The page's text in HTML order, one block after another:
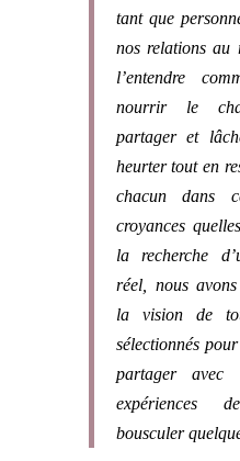
tant que
nos relations au
l’entendre
nourrir le
partager et
heurter tout en
chacun dans
croyances
la recherche
réel, nous
la vision de
sélectionnés
partager avec
bousculer